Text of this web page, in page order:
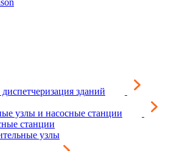
зданий
узлы и насосные станции
станции
узлы